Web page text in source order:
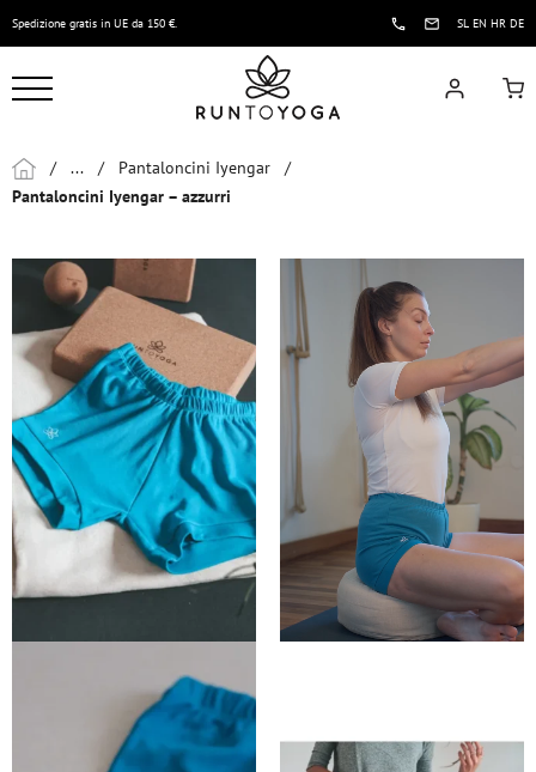
Spedizione gratis in UE da 150 €. SL EN HR DE
/ ... / Pantaloncini Iyengar
/
Pantaloncini Iyengar – azzurri